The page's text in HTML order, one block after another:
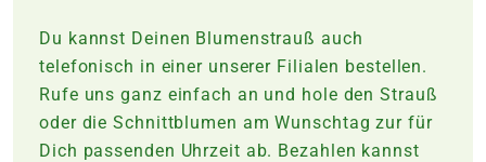
Du kannst Deinen Blumenstrauß auch
telefonisch in einer unserer Filialen bestellen.
Rufe uns ganz einfach an und hole den Strauß
oder die Schnittblumen am Wunschtag zur für
Dich passenden Uhrzeit ab. Bezahlen kannst